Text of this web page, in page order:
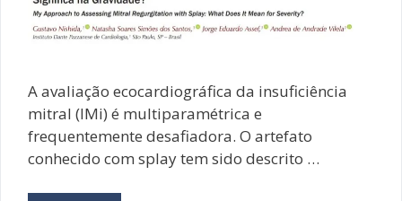
A avaliação ecocardiográfica da insuficiência
mitral (IMi) é multiparamétrica e
frequentemente desafiadora. O artefato
conhecido com splay tem sido descrito …